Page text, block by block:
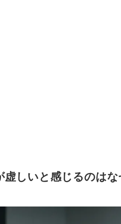
虚しいと感じるのは